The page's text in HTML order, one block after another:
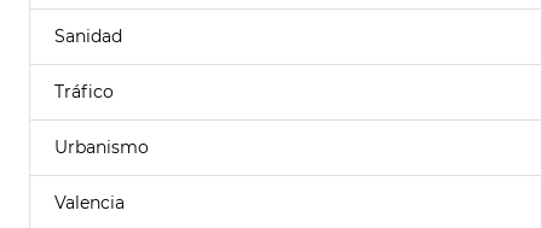
Sanidad
Tráfico
Urbanismo
Valencia